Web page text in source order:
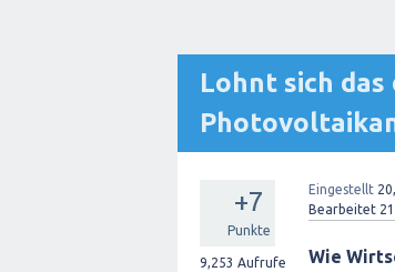
Lohnt sich
+7
Punkte
9,253 Aufrufe
Eingestellt
Bearbeitet
Wie